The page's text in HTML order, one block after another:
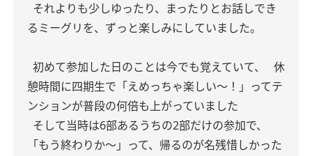
それよりも少しゆったり、まったりとお話しでき
るミーグリを、ずっと楽しみにしていました。
初めて参加した日のことは今でも覚えていて、
休
憩時間に四期生で「えめっちゃ楽しい〜！」ってテ
ンションが普段の何倍も上がっていました
そして当時は6部あるうちの2部だけの参加で、
「もう終わりか〜」って、帰るのが名残惜しかった